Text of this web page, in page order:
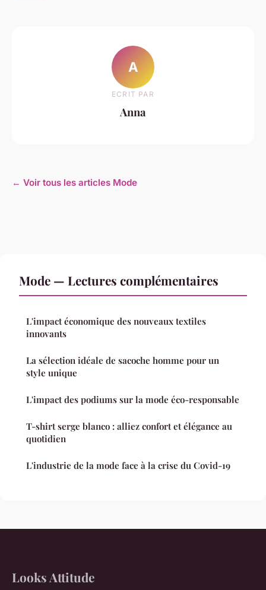
A
ECRIT PAR
Anna
← Voir tous les articles Mode
Mode — Lectures complémentaires
L'impact économique des nouveaux textiles
innovants
La sélection idéale de sacoche homme pour un
style unique
L'impact des podiums sur la mode éco-responsable
T-shirt serge blanco : alliez confort et élégance au
quotidien
L'industrie de la mode face à la crise du Covid-19
Looks Attitude